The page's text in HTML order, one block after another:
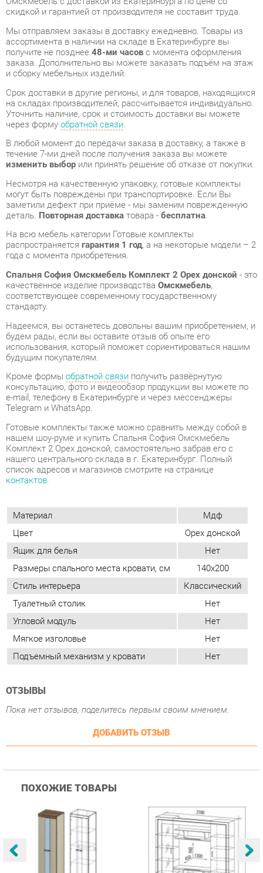
получите не позднее48-ми часовс момента оформления
заказа. Дополнительно вы можете заказать подъём на этаж
и сборку мебельных изделий.
Срок доставки в другие регионы, и для товаров, находящихся
на складах производителей, рассчитывается индивидуально.
Уточнить наличие, срок и стоимость доставки вы можете
через формуобратной связи.
В любой момент до передачи заказа в доставку, а также в
течение 7-ми дней после получения заказа вы можете
изменить выборили принять решение об отказе от покупки.
могут быть повреждены при транспортировке. Если Вы
заметили дефект при приёме - мы заменим поврежденную
деталь.Повторная доставкатовара -бесплатна.
На всю мебель категории Готовые комплекты
распространяетсягарантия 1 год, а на некоторые модели – 2
года с момента приобретения.
Спальня София Омскмебель Комплект 2 Орех донской
качественное изделие производстваОмскмебель
соответствующее современному государственному
стандарту.
Надеемся, вы останетесь довольны вашим приобретением, и
будем рады, если вы оставите отзыв об опыте его
использования, который поможет сориентироваться нашим
будущим покупателям.
консультацию, фото и видеообзор продукции вы можете по
e-mail, телефону в Екатеринбурге и через мессенджеры
Telegram и WhatsApp.
нашем шоу-руме и купить Спальня София Омскмебель
Комплект 2 Орех донской, самостоятельно забрав его с
нашего центрального склада в г. Екатеринбург. Полный
список адресов и магазинов смотрите на странице
Материал
Мдф
Цвет
Орех донской
Ящик для белья
Стиль интерьера
Классический
Туалетный столик
Нет
Угловой модуль
Нет
Мягкое изголовье
Нет
Подъемный механизм у кровати
Нет
ОТЗЫВЫ
Пока нет отзывов, поделитесь первым своим мнением.
ДОБАВИТЬ ОТЗЫВ
ПОХОЖИЕ ТОВАРЫ
Атлантида-2 Венге-дуб
25 223 ₽ Купить
Гостиная Витра
Симфония 7.10
55 482 ₽